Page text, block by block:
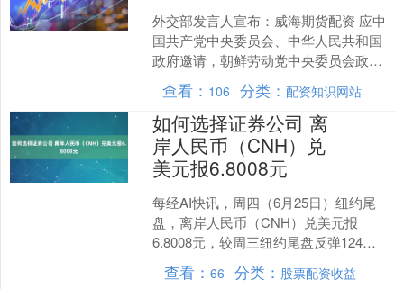
外交部发言人宣布：威海期货配资 应中
国共产党中央委员会、中华人民共和国
政府邀请，朝鲜劳动党中央委员会政治
局常务委员会委员、朝鲜民主主义人民
共和国国务委员会副委员....
查看： 106 分类：配资知识网站
如何选择证券公司 离
岸人民币（CNH）兑
美元报6.8008元
每经AI快讯，周四（6月25日）纽约尾
盘，离岸人民币（CNH）兑美元报
6.8008元，较周三纽约尾盘反弹124
点。....
查看：66 分类： 股票配资收益